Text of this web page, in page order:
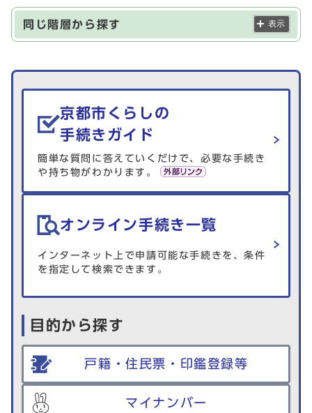
同じ階層から探す 表示
生活情報を探す
京都市くらしの
手続きガイド
簡単な質問に答えていくだけで、必要な手続き
や持ち物がわかります。
オンライン手続き一覧
インターネット上で申請可能な手続きを、条件
を指定して検索できます。
目的から探す
戸籍・住民票・印鑑登録等
マイナンバー